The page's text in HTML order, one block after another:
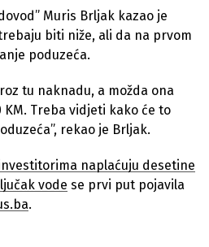
Muris Brljak kazao je
biti niže, ali da na prvom
poduzeća.
tu naknadu, a možda ona
KM. Treba vidjeti kako će to
rekao je Brljak.
naplaćuju desetine
vode se prvi put pojavila
.